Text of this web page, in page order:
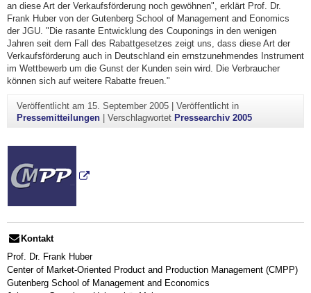
an diese Art der Verkaufsförderung noch gewöhnen", erklärt Prof. Dr.
Frank Huber von der Gutenberg School of Management and Eonomics
der JGU. "Die rasante Entwicklung des Couponings in den wenigen
Jahren seit dem Fall des Rabattgesetzes zeigt uns, dass diese Art der
Verkaufsförderung auch in Deutschland ein ernstzunehmendes Instrument
im Wettbewerb um die Gunst der Kunden sein wird. Die Verbraucher
können sich auf weitere Rabatte freuen."
Veröffentlicht am 15. September 2005| Veröffentlicht in
Pressemitteilungen| Verschlagwortet Pressearchiv 2005
Kontakt
Prof. Dr. Frank Huber
Center of Market-Oriented Product and Production Management (CMPP)
Gutenberg School of Management and Economics